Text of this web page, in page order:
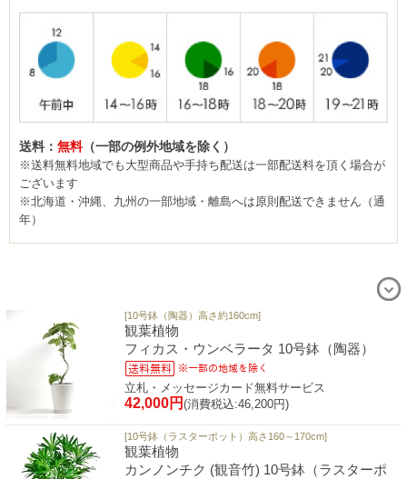
送料： 無料（一部の例外地域を除く）
※送料無料地域でも大型商品や手持ち配送は一部配送料を頂く場合が
ございます
※北海道・沖縄、九州の一部地域・離島へは原則配送できません（通
年）
[10号鉢（陶器）高さ約160cm]
観葉植物
フィカス・ウンベラータ 10号鉢（陶器）
立札・メッセージカード無料サービス
42,000円 (消費税込:46,200円)
[10号鉢（ラスターポット）高さ160～170cm]
観葉植物
カンノンチク (観音竹) 10号鉢（ラスターポ